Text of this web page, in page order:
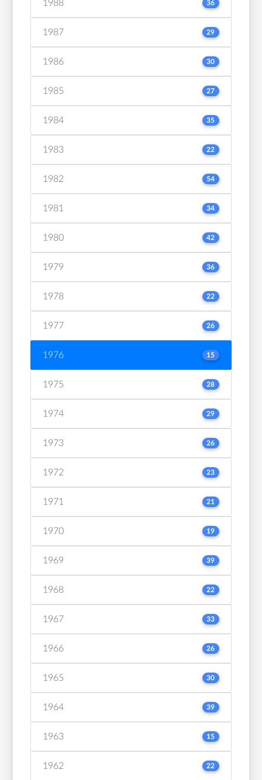
1988 36
1987 29
1986 30
1985 27
1984 35
1983 22
1982 54
1981 34
1980 42
1979 36
1978 22
1977 26
1976 15
1975 28
1974 29
1973 26
1972 23
1971 21
1970 19
1969 39
1968 22
1967 33
1966 26
1965 30
1964 39
1963 15
1962 22